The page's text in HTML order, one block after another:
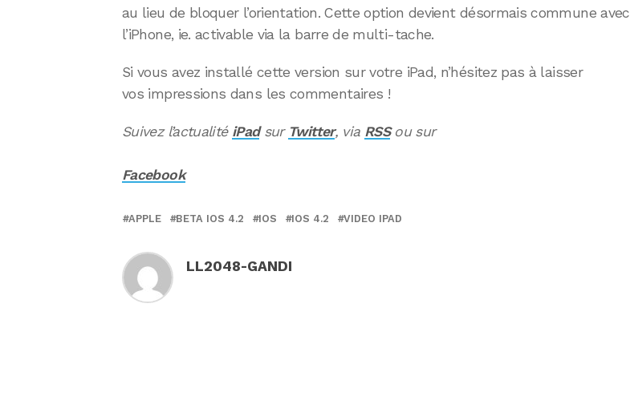
au lieu de bloquer l’orientation. Cette option devient désormais commune avec
l’iPhone, ie. activable via la barre de multi-tache.
Si vous avez installé cette version sur votre iPad, n’hésitez pas à laisser
vos impressions dans les commentaires !
Suivez l’actualité iPadsur Twitter, via RSSou sur
Facebook
APPLE BETA IOS 4.2 IOS IOS 4.2 VIDEO IPAD
LL2048-GANDI